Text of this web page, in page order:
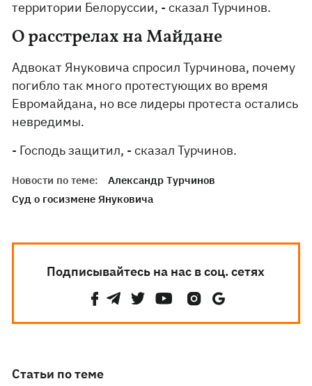
территории Белоруссии, - сказал Турчинов.
О расстрелах на Майдане
Адвокат Януковича спросил Турчинова, почему
погибло так много протестующих во время
Евромайдана, но все лидеры протеста остались
невредимы.
- Господь защитил, - сказал Турчинов.
Новости по теме:
Александр Турчинов
Суд о госизмене Януковича
Подписывайтесь на нас в соц. сетях
Статьи по теме